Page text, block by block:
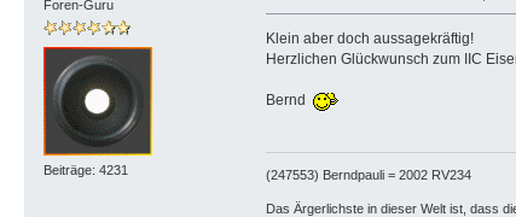
Foren-Guru
Beiträge: 4231
Klein aber doch aussagekräftig!
Herzlichen Glückwunsch zum IIC
Bernd
(247553) Berndpauli = 2002 RV234
Das Ärgerlichste in dieser Welt ist, dass